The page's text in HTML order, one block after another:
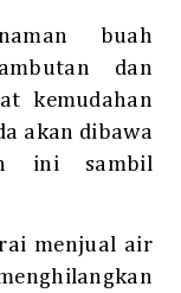
buah
dan
kemudahan
akan dibawa
ini sambil
menjual air